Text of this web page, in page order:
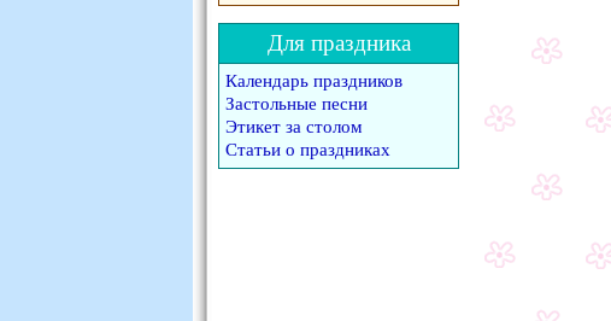
Для праздника
Календарь праздников
Застольные песни
Этикет за столом
Статьи о праздниках